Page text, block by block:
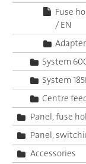
Fuse
/ EN
System
System
Centre
Panel, fuse
Panel,
Accessories